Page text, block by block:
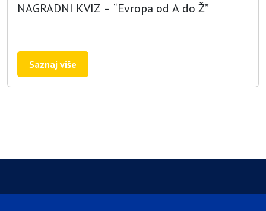
NAGRADNI KVIZ – “Evropa od A do Ž”
Saznaj više